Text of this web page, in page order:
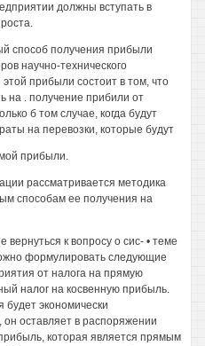
должны вступать в
способ получения прибыли
научно-технического
прибыли состоит в том, что
на . получение прибили от
б том случае, когда будут
на перевозки, которые будут
прибыли.
рассматривается методика
способам ее получения на
к вопросу о сис- • теме
формулировать следующие
от налога на прямую
налог на косвенную прибыль.
будет экономически
оставляет в распоряжении
которая является прямым